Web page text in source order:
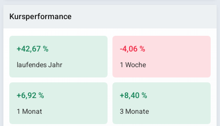
Kursperformance
+42,67 %
laufendes Jahr
-4,06 %
1 Woche
+6,92 %
1 Monat
+8,40 %
3 Monate